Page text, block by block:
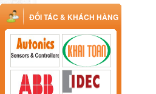
ĐỐI TÁC & KHÁCH HÀNG